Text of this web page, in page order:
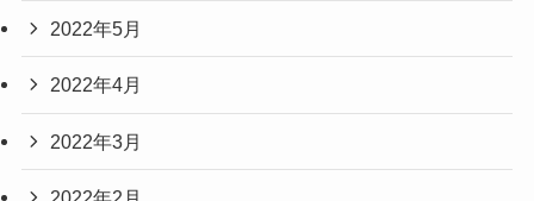
2022年5月
2022年4月
2022年3月